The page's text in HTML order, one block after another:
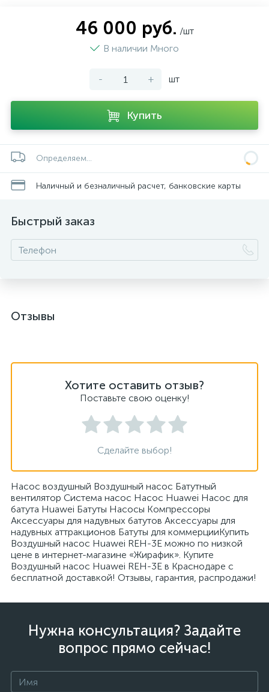
46 000 руб. /шт
В наличии Много
- + шт
Купить
Определяем...
Наличный и безналичный расчет, банковские карты
Быстрый заказ
Отзывы
Хотите оставить отзыв?
Поставьте свою оценку!
Сделайте выбор!
Насос воздушный Воздушный насос Батутный
вентилятор Система насос Насос Huawei Насос для
батута Huawei Батуты Насосы Компрессоры
Аксессуары для надувных батутов Аксессуары для
надувных аттракционов Батуты для коммерцииКупить
Воздушный насос Huawei REH-3E можно по низкой
цене в интернет-магазине «Жирафик». Купите
Воздушный насос Huawei REH-3E в Краснодаре с
бесплатной доставкой! Отзывы, гарантия, распродажи!
Нужна консультация? Задайте
вопрос прямо сейчас!